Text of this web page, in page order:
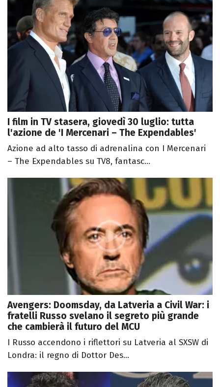
I film in TV stasera, giovedì 30 luglio: tutta
l'azione de 'I Mercenari – The Expendables'
Azione ad alto tasso di adrenalina con I Mercenari
– The Expendables su TV8, fantasc...
Avengers: Doomsday, da Latveria a Civil War: i
fratelli Russo svelano il segreto più grande
che cambierà il futuro del MCU
I Russo accendono i riflettori su Latveria al SXSW di
Londra: il regno di Dottor Des...